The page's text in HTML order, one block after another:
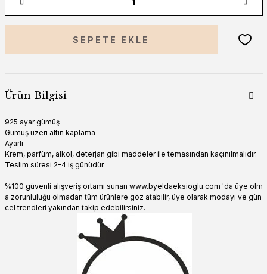
SEPETE EKLE
Ürün Bilgisi
925 ayar gümüş
Gümüş üzeri altın kaplama
Ayarlı
Krem, parfüm, alkol, deterjan gibi maddeler ile temasından kaçınılmalıdır.
Teslim süresi 2-4 iş günüdür.
%100 güvenli alışveriş ortamı sunan www.byeldaeksioglu.com 'da üye olm
a zorunluluğu olmadan tüm ürünlere göz atabilir, üye olarak modayı ve gün
cel trendleri yakından takip edebilirsiniz.